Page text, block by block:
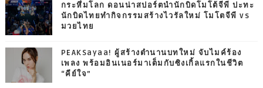
กระหึ่มโลก ดอนน่าสปอร์ตนำนักบิดโมโต้จีพี ปะทะ
นักบิดไทยทำกิจกรรมสร้างไวรัลใหม่ โมโตจีพี vs
มวยไทย
PEAKSayaa! ผู้สร้างตำนานบทใหม่ จับไมค์ร้อง
เพลง พร้อมอินเนอร์มาเต็มกับซิงเกิ้ลแรกในชีวิต
“คีย์ใจ”